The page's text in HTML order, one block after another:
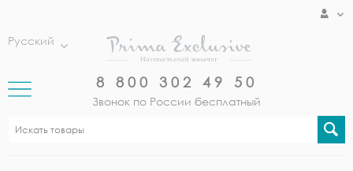
Русский
8 800 302 49 50
Звонок по России бесплатный